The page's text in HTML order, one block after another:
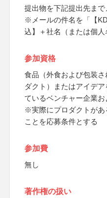
提出物を下記提出先ま
※メールの件名を「【
込】＋社名（または個人
参加資格
食品（外食および包装
ダクト）またはアイデ
ているベンチャー企業お
※実際にプロダクトがあ
ことを応募条件とする
参加費
無し
著作権の扱い